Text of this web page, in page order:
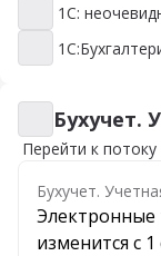
1С:1С:
1С:Бухгалтерия
Бухучет.
Бухучет.
Перейти к потоку
Бухучет.
Электронные
изменится с